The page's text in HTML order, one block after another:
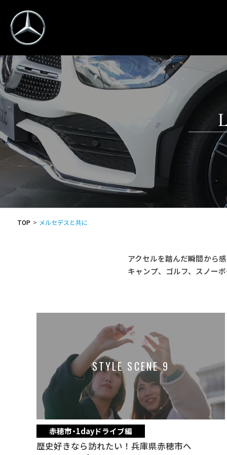
TOP メルセデスと共に
アクセルを踏んだ瞬間から
キャンプ、ゴルフ、スノー
STYLE SCENE 9
赤穂市・1dayドライブ編
歴史好きなら訪れたい！兵庫県赤穂市へ